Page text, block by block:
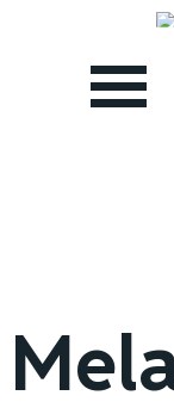
Direkt zum Seiteninhalt